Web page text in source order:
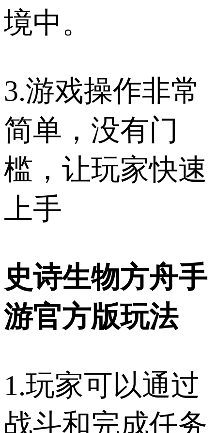
境中。
3.游戏操作非常
简单，没有门
槛，让玩家快速
上手
史诗生物方舟手
游官方版玩法
1.玩家可以通过
战斗和完成任务